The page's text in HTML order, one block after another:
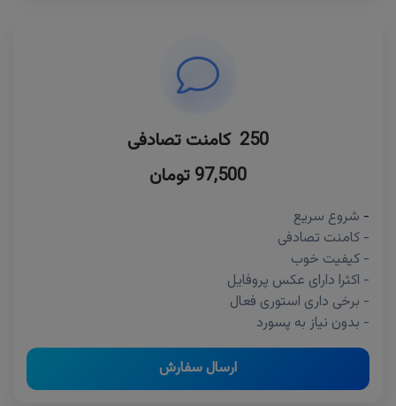
250 کامنت تصادفی
97,500 تومان
- شروع سریع
- کامنت تصادفی
- کیفیت خوب
- اکثرا دارای عکس پروفایل
- برخی داری استوری فعال
- بدون نیاز به پسورد
ارسال سفارش